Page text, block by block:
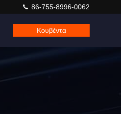
86-755-8996-0062
Κουβέντα